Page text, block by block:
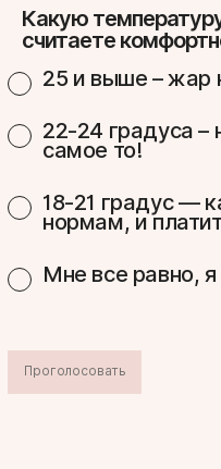
Какую
считаете
25 и выше – жар
22-24 градуса
самое то!
18-21 градус —
нормам, и
Мне все равно,
Проголосовать